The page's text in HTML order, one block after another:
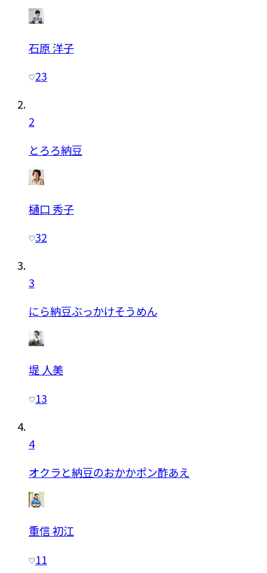
石原 洋子
23
2
とろろ納豆
樋口 秀子
32
3
にら納豆ぶっかけそうめん
堤 人美
13
4
オクラと納豆のおかかポン酢あえ
重信 初江
11